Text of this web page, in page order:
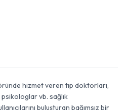
hizmet veren tıp doktorları,
vb. sağlık
buluşturan bağımsız bir